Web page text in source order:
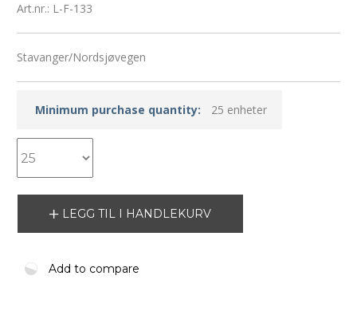
Art.nr.: L-F-133
Stavanger/Nordsjøvegen
Minimum purchase quantity: 25 enheter
LEGG TIL I HANDLEKURV
Add to compare